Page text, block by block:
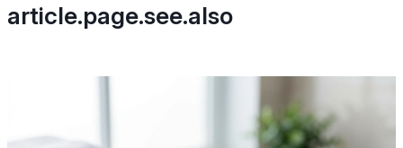
article.page.see.also